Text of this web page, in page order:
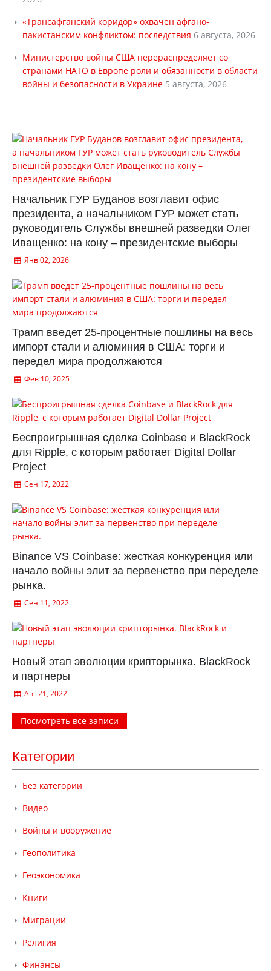
«Трансафганский коридор» охвачен афгано-
пакистанским конфликтом: последствия 6 августа, 2026
Министерство войны США перераспределяет со
странами НАТО в Европе роли и обязанности в области
войны и безопасности в Украине 5 августа, 2026
Начальник ГУР Буданов возглавит офис
президента, а начальником ГУР может стать
руководитель Службы внешней разведки Олег
Иващенко: на кону – президентские выборы
Янв 02, 2026
Трамп введет 25-процентные пошлины на весь
импорт стали и алюминия в США: торги и
передел мира продолжаются
Фев 10, 2025
Беспроигрышная сделка Coinbase и BlackRock
для Ripple, с которым работает Digital Dollar
Project
Сен 17, 2022
Binance VS Coinbase: жесткая конкуренция или
начало войны элит за первенство при переделе
рынка.
Сен 11, 2022
Новый этап эволюции крипторынка. BlackRock
и партнеры
Авг 21, 2022
Посмотреть все записи
Категории
Без категории
Видео
Войны и вооружение
Геополитика
Геоэкономика
Книги
Миграции
Религия
Финансы